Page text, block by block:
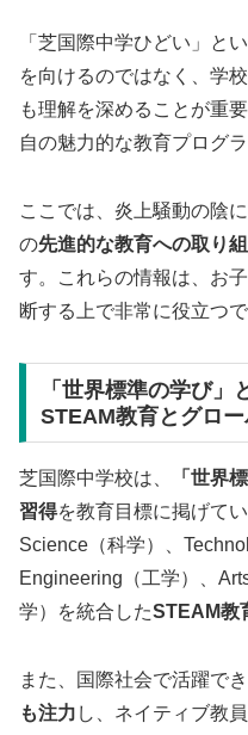
「芝国際中学ひどい」と
を向けるのではなく、学
も理解を深めることが重
自の魅力的な教育プログ
ここでは、炎上騒動の陰
の先進的な教育への取り
す。これらの情報は、お
断する上で非常に役立つで
「世界標準の学び」
STEAM教育とグロ
芝国際中学校は、
「世界
習得を教育目標に掲げて
Science（科学）、
Engineering（工学）、
学）を統合したSTEAM教
また、国際社会で活躍で
も注力 し、ネイティブ教